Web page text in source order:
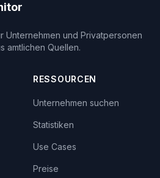
Unternehmen und Privatpersonen
amtlichen Quellen.
RESSOURCEN
Unternehmen suchen
Statistiken
Use Cases
Preise